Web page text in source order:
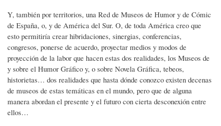
Y, también por territorios, una Red de Museos de Humor y de Cómic
de España, o, y de América del Sur. O, de toda América creo que
esto permitiría crear hibridaciones, sinergias, conferencias,
congresos, ponerse de acuerdo, proyectar medios y modos de
proyección de la labor que hacen estas dos realidades, los Museos de
y sobre el Humor Gráfico y, o sobre Novela Gráfica, tebeos,
historietas… dos realidades que hasta dónde conozco existen decenas
de museos de estas temáticas en el mundo, pero que de alguna
manera abordan el presente y el futuro con cierta desconexión entre
ellos…